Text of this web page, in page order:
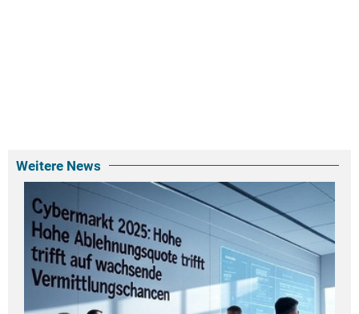
Weitere News